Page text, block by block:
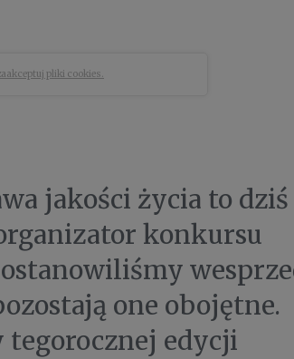
pliki cookies.
jakości życia to dziś
konkursu
one obojętne.
tegorocznej edycji